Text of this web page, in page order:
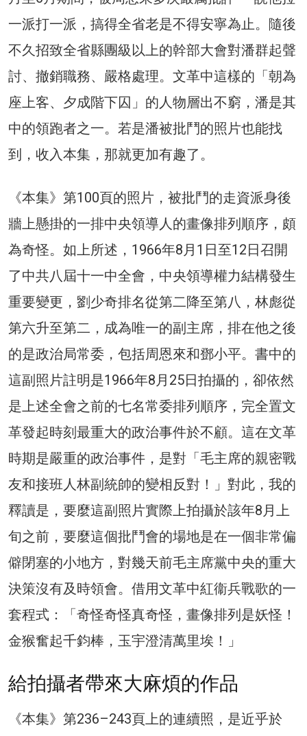
一派打一派，搞得全省老是不得安寧為止。隨後
不久招致全省縣團級以上的幹部大會對潘群起聲
討、撤銷職務、嚴格處理。文革中這樣的「朝為
座上客、夕成階下囚」的人物層出不窮，潘是其
中的領跑者之一。若是潘被批鬥的照片也能找
到，收入本集，那就更加有趣了。
《本集》第100頁的照片，被批鬥的走資派身後
牆上懸掛的一排中央領導人的畫像排列順序，頗
為奇怪。如上所述，1966年8月1日至12日召開
了中共八屆十一中全會，中央領導權力結構發生
重要變更，劉少奇排名從第二降至第八，林彪從
第六升至第二，成為唯一的副主席，排在他之後
的是政治局常委，包括周恩來和鄧小平。書中的
這副照片註明是1966年8月25日拍攝的，卻依然
是上述全會之前的七名常委排列順序，完全置文
革發起時刻最重大的政治事件於不顧。這在文革
時期是嚴重的政治事件，是對「毛主席的親密戰
友和接班人林副統帥的變相反對！」對此，我的
釋讀是，要麼這副照片實際上拍攝於該年8月上
旬之前，要麼這個批鬥會的場地是在一個非常偏
僻閉塞的小地方，對幾天前毛主席黨中央的重大
決策沒有及時領會。借用文革中紅衞兵戰歌的一
套程式：「奇怪奇怪真奇怪，畫像排列是妖怪！
金猴奮起千鈞棒，玉宇澄清萬里埃！」
給拍攝者帶來大麻煩的作品
《本集》第236–243頁上的連續照，是近乎於